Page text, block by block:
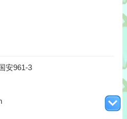
安961-3